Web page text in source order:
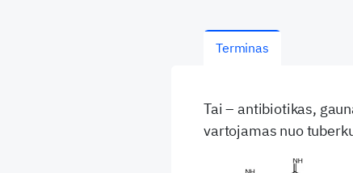
Terminas
Tai – antibiotikas,
vartojamas nuo